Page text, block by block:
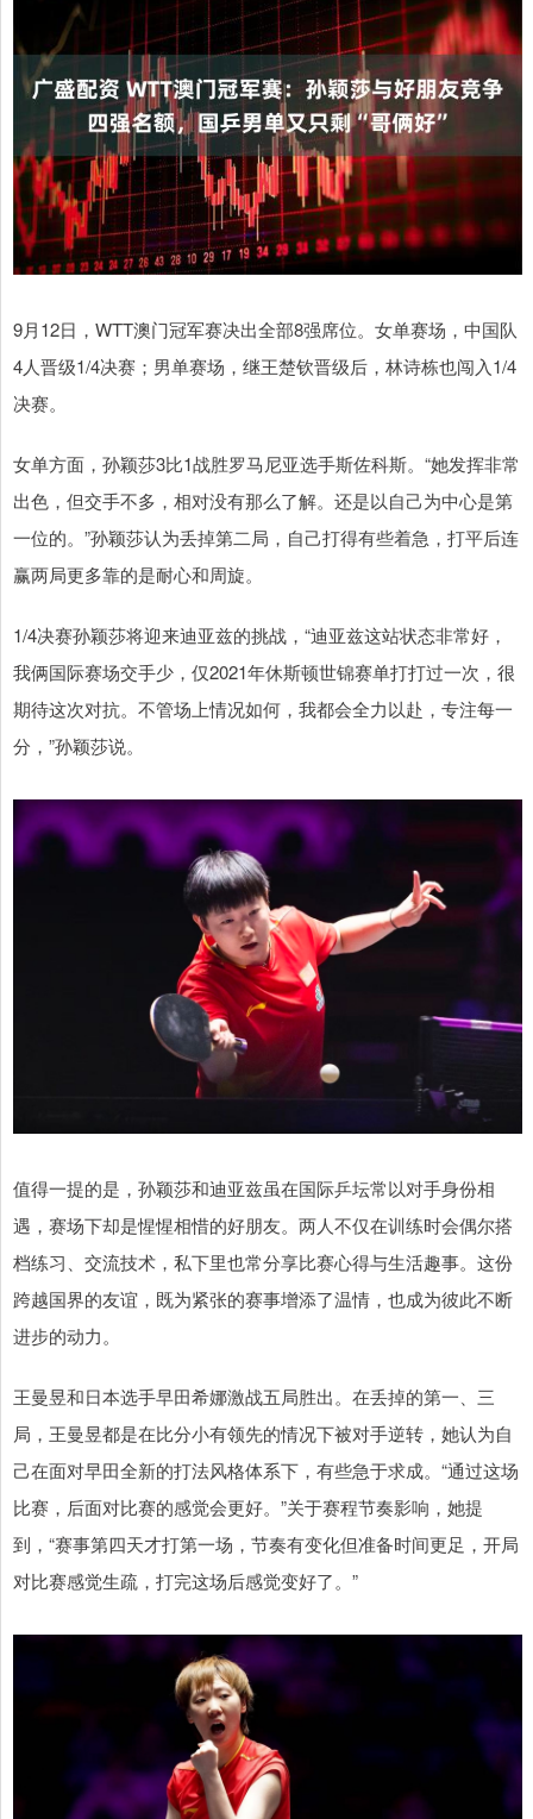
9月12日，WTT澳门冠军赛决出全部8强席位。女单赛场，中国队
4人晋级1/4决赛；男单赛场，继王楚钦晋级后，林诗栋也闯入1/4
决赛。
女单方面，孙颖莎3比1战胜罗马尼亚选手斯佐科斯。“她发挥非常
出色，但交手不多，相对没有那么了解。还是以自己为中心是第
一位的。”孙颖莎认为丢掉第二局，自己打得有些着急，打平后连
赢两局更多靠的是耐心和周旋。
1/4决赛孙颖莎将迎来迪亚兹的挑战，“迪亚兹这站状态非常好，
我俩国际赛场交手少，仅2021年休斯顿世锦赛单打打过一次，很
期待这次对抗。不管场上情况如何，我都会全力以赴，专注每一
分，”孙颖莎说。
值得一提的是，孙颖莎和迪亚兹虽在国际乒坛常以对手身份相
遇，赛场下却是惺惺相惜的好朋友。两人不仅在训练时会偶尔搭
档练习、交流技术，私下里也常分享比赛心得与生活趣事。这份
跨越国界的友谊，既为紧张的赛事增添了温情，也成为彼此不断
进步的动力。
王曼昱和日本选手早田希娜激战五局胜出。在丢掉的第一、三
局，王曼昱都是在比分小有领先的情况下被对手逆转，她认为自
己在面对早田全新的打法风格体系下，有些急于求成。“通过这场
比赛，后面对比赛的感觉会更好。”关于赛程节奏影响，她提
到，“赛事第四天才打第一场，节奏有变化但准备时间更足，开局
对比赛感觉生疏，打完这场后感觉变好了。”